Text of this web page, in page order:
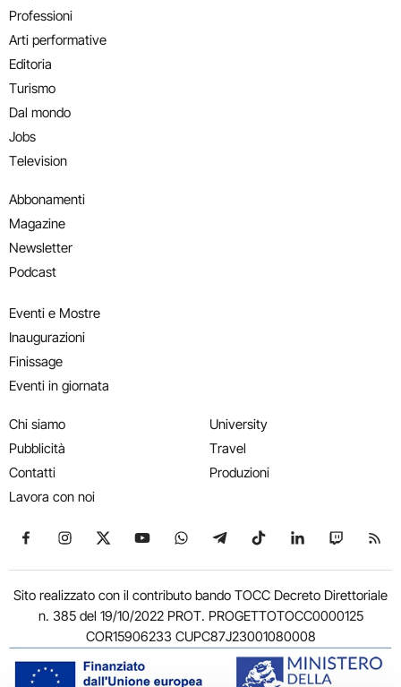
Professioni
Arti performative
Editoria
Turismo
Dal mondo
Jobs
Television
Abbonamenti
Magazine
Newsletter
Podcast
Eventi e Mostre
Inaugurazioni
Finissage
Eventi in giornata
Chi siamo
Pubblicità
Contatti
Lavora con noi
University
Travel
Produzioni
Seguici su Facebook
Seguici su Instagram
Seguici su X
Seguici su YouTube
Seguici su WhatsApp
Seguici su Telegram
Seguici su TikTok
Seguici su
Seguici
Sito realizzato con il contributo bando TOCC Decreto Direttoriale
n. 385 del 19/10/2022 PROT. PROGETTOTOCC0000125
COR15906233 CUPC87J23001080008